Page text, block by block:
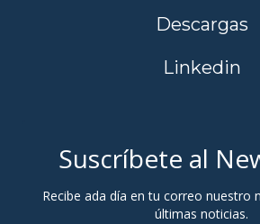
Descargas
Linkedin
Suscríbete al
Recibe ada día en tu correo nuestro
últimas noticias.